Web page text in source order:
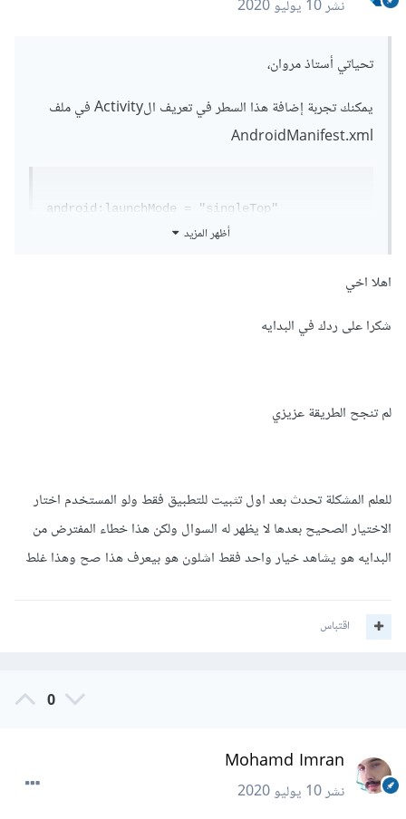
نشر10 يوليو 2020
تحياتي أستاذ مروان،
يمكنك تجربة إضافة هذا السطر في تعريف الActivity في ملف
AndroidManifest.xml
android:launchMode = "singleTop"
android:launchMode = "singleInstance"
أظهر المزيد
اهلا اخي
شكرا على ردك في البدايه
لم تنجح الطريقة عزيزي
للعلم المشكلة تحدث بعد اول تثبيت للتطبيق فقط ولو المستخدم اختار
الاختيار الصحيح بعدها لا يظهر له السوال ولكن هذا خطاء المفترض من
البدايه هو يشاهد خيار واحد فقط اشلون هو بيعرف هذا صح وهذا غلط
اقتباس
0
Mohamd Imran
نشر10 يوليو 2020